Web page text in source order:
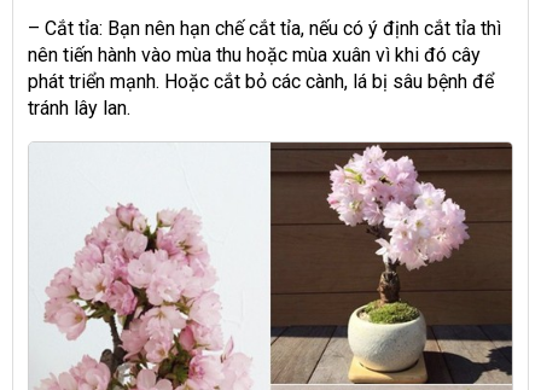
– Cắt tỉa: Bạn nên hạn chế cắt tỉa, nếu có ý định cắt tỉa thì
nên tiến hành vào mùa thu hoặc mùa xuân vì khi đó cây
phát triển mạnh. Hoặc cắt bỏ các cành, lá bị sâu bệnh để
tránh lây lan.